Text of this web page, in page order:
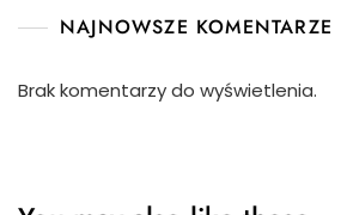
NAJNOWSZE KOMENTARZE
Brak komentarzy do wyświetlenia.